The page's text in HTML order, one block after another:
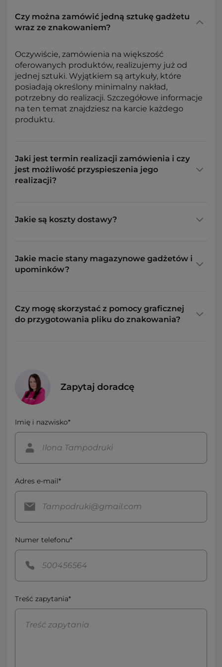
Czy można zamówić jedną sztukę gadżetu
wraz ze znakowaniem?
Oczywiście, zamówienia na większość
oferowanych produktów, realizujemy już od
jednej sztuki. Wyjątkiem są artykuły, które
posiadają określony minimalny nakład,
potrzebny do realizacji. Szczegółowe informacje
na ten temat znajdziesz na karcie każdego
produktu.
Jaki jest termin realizacji zamówienia i czy
jest możliwość przyspieszenia jego
realizacji?
Jakie są koszty dostawy?
Jakie macie stany magazynowe gadżetów i
upominków?
Czy mogę skorzystać z pomocy graficznej
do przygotowania pliku do znakowania?
Zapytaj doradcę
Imię i nazwisko*
Adres e-mail*
Numer telefonu*
Treść zapytania*